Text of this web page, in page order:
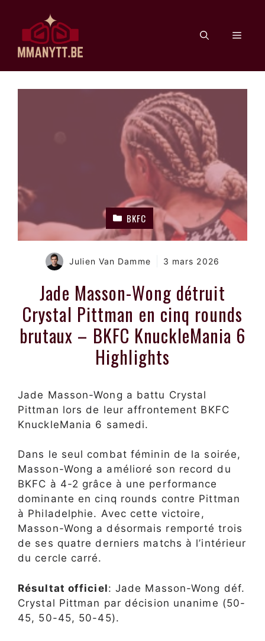
contenu
BKFC
Julien Van Damme 3 mars 2026
Jade Masson-Wong détruit
Crystal Pittman en cinq rounds
brutaux – BKFC KnuckleMania 6
Highlights
Jade Masson-Wong a battu Crystal
Pittman lors de leur affrontement BKFC
KnuckleMania 6 samedi.
Dans le seul combat féminin de la soirée,
Masson-Wong a amélioré son record du
BKFC à 4-2 grâce à une performance
dominante en cinq rounds contre Pittman
à Philadelphie. Avec cette victoire,
Masson-Wong a désormais remporté trois
de ses quatre derniers matchs à l’intérieur
du cercle carré.
Résultat officiel: Jade Masson-Wong déf.
Crystal Pittman par décision unanime (50-
45, 50-45, 50-45).